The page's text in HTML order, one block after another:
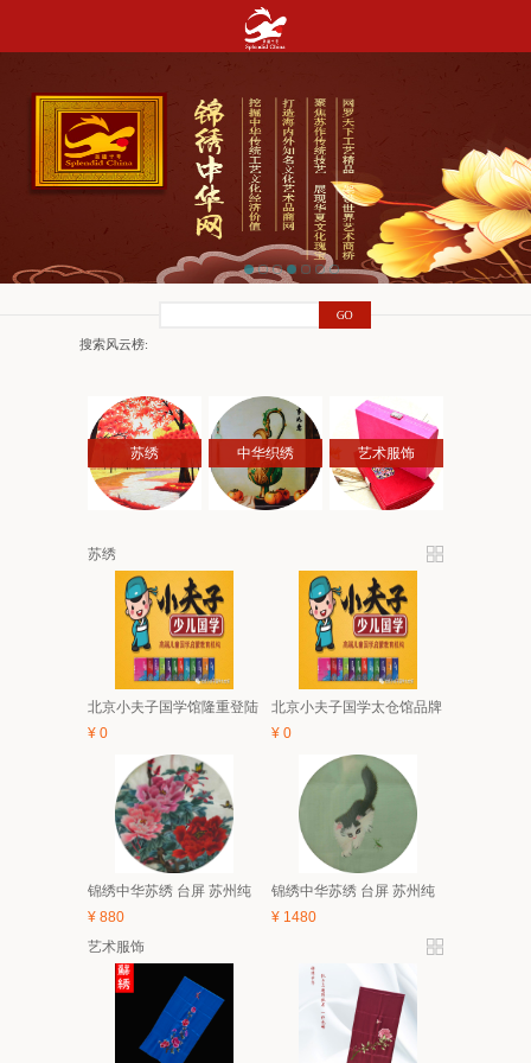
搜索风云榜:
苏绣 中华织绣 艺术服饰
苏绣
北京小夫子国学馆隆重登陆
活动开始啦！
¥ 0
北京小夫子国学太仓馆品牌
营简介
¥ 0
锦绣中华苏绣 台屏 苏州纯
装饰画 礼品
¥ 880
锦绣中华苏绣 台屏 苏州纯
装饰画 礼品
¥ 1480
艺术服饰